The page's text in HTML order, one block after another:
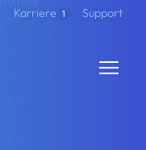
Karriere 1 Support